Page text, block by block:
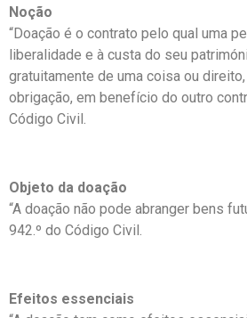
Noção
“Doação é o contrato pelo qual uma
liberalidade e à custa do seu
gratuitamente de uma coisa ou
obrigação, em benefício do outro
Código Civil.
Objeto da doação
“A doação não pode abranger bens
942.º do Código Civil.
Efeitos essenciais